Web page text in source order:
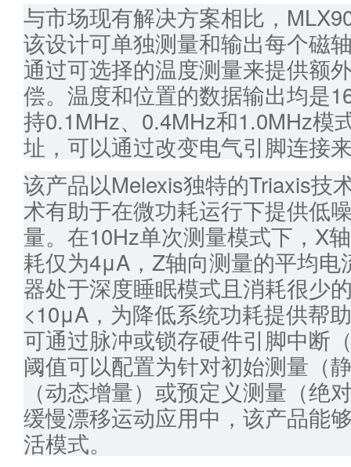
与市场现有解决方案相比，
该设计可单独测量和输出每个磁
通过可选择的温度测量来提供额
偿。温度和位置的数据输出均是
持0.1MHz、0.4MHz和1.0MHz模
址，可以通过改变电气引脚连接
该产品以Melexis独特的Triaxis技
术有助于在微功耗运行下提供低
量。在10Hz单次测量模式下，X
耗仅为4μA，Z轴向测量的平均
器处于深度睡眠模式且消耗很少
<10μA，为降低系统功耗提供帮
可通过脉冲或锁存硬件引脚中断
阈值可以配置为针对初始测量（
（动态增量）或预定义测量（绝
缓慢漂移运动应用中，该产品能
活模式。